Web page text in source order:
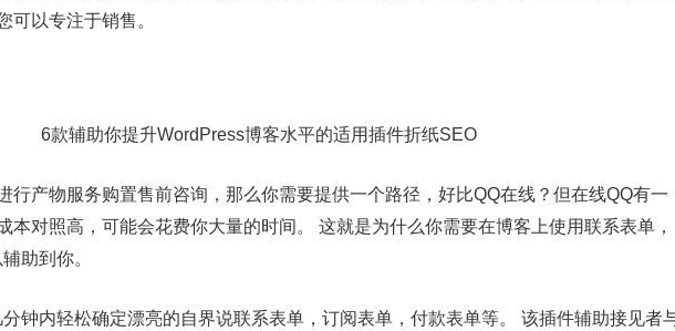
可以专注于销售。
行产物服务购置售前咨询，那么你需要提供一个路径，好比QQ在线？但在线QQ有一
本对照高，可能会花费你大量的时间。 这就是为什么你需要在博客上使用联系表单，
助到你。
钟内轻松确定漂亮的自界说联系表单，订阅表单，付款表单等。 该插件辅助接见者